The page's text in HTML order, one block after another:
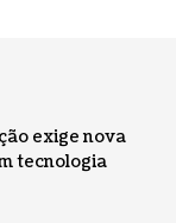
exige nova
tecnologia